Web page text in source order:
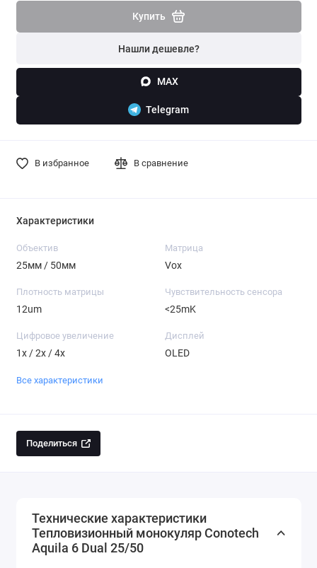
Купить
Нашли дешевле?
MAX
Telegram
В избранное В сравнение
Характеристики
Объектив
25мм / 50мм
Матрица
Vox
Плотность матрицы
12um
Чувствительность сенсора
<25mK
Цифровое увеличение
1x / 2x / 4x
Дисплей
OLED
Все характеристики
Поделиться
Технические характеристики
Тепловизионный монокуляр Conotech
Aquila 6 Dual 25/50